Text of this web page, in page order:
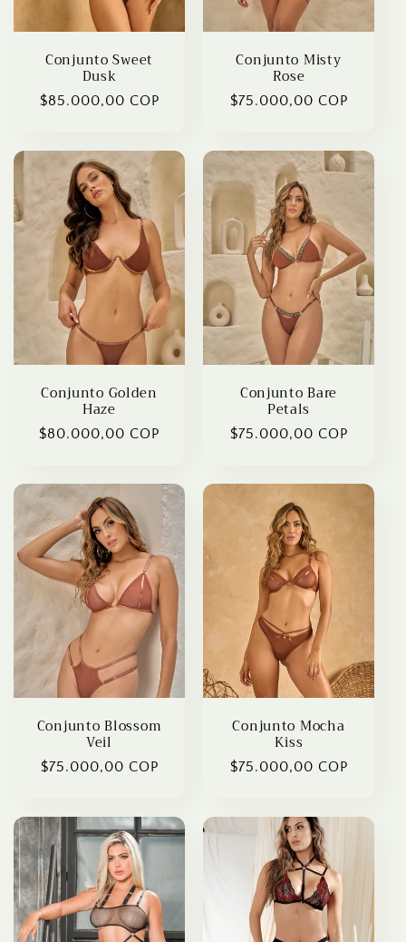
o
Conjunto Sweet
Dusk
Regular
$85.000,00 COP
Conjunto Misty
Rose
Regular
$75.000,00 COP
Conjunto Golden
Haze
Regular
$80.000,00 COP
Conjunto Bare
Petals
Regular
$75.000,00 COP
Conjunto Blossom
Veil
Regular
$75.000,00 COP
Conjunto Mocha
Kiss
Regular
$75.000,00 COP